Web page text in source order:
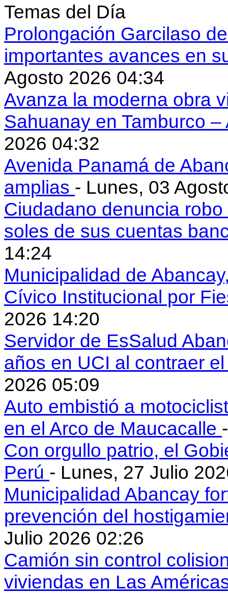
Temas del Día
Prolongación Garcilaso
importantes avances en
Agosto 2026 04:34
Avanza la moderna obra
Sahuanay en Tamburco
2026 04:32
Avenida Panamá de
amplias - Lunes, 03
Ciudadano denuncia
soles de sus cuentas
14:24
Municipalidad de
Cívico Institucional por
2026 14:20
Servidor de EsSalud
años en UCI al contraer
2026 05:09
Auto embistió a
en el Arco de Maucacalle
Con orgullo patrio, el
Perú - Lunes, 27 Julio
Municipalidad Abancay
prevención del
Julio 2026 02:26
Camión sin control
viviendas en Las